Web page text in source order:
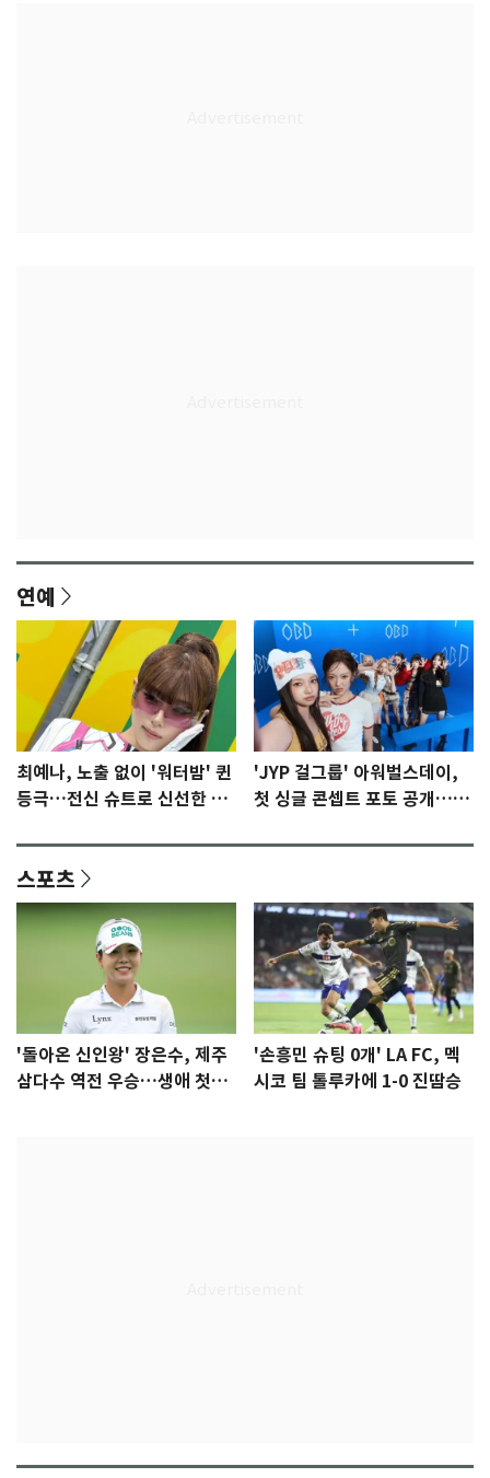
연예
최예나, 노출 없이 '워터밤' 퀸
등극…전신 슈트로 신선한 충
'JYP 걸그룹' 아워벌스데이,
첫 싱글 콘셉트 포토 공개…청
스포츠
'돌아온 신인왕' 장은수, 제주
삼다수 역전 우승…생애 첫승
'손흥민 슈팅 0개' LA FC, 멕
시코 팀 톨루카에 1-0 진땀승